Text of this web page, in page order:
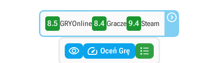
8.5 GRYOnline 8.4 Gracze 9.4 Steam 
  Oceń Grę 